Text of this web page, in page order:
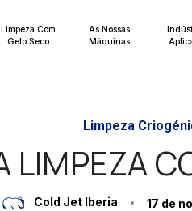
Limpeza Com
Gelo Seco
As Nossas
Máquinas
Limpeza
LIMPEZA
Cold Jet Iberia 17 de